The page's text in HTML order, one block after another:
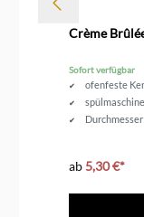
Crème
Sofort verfügbar
ofenfeste
ab 5,30 €*